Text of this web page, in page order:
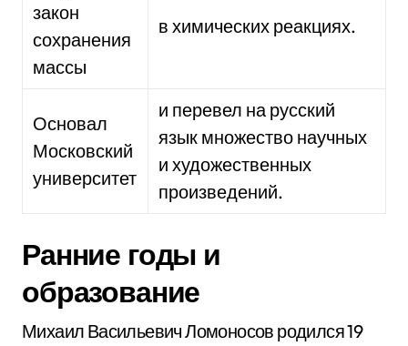
закон
сохранения
массы
в химических реакциях.
Основал
Московский
университет
и перевел на русский
язык множество научных
и художественных
произведений.
Ранние годы и
образование
Михаил Васильевич Ломоносов родился 19